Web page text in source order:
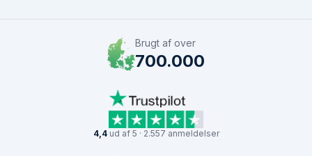
Brugt af over
700.000
4,4ud af 5 · 2.557 anmeldelser